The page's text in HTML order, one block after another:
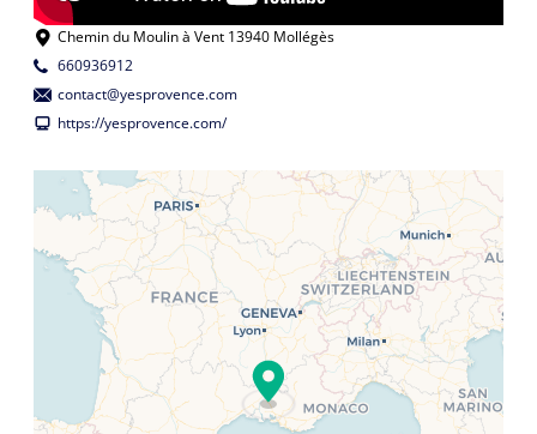
Chemin du Moulin à Vent 13940 Mollégès
660936912
contact@yesprovence.com
https://yesprovence.com/